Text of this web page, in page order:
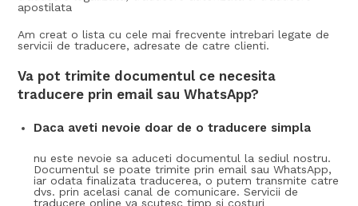
apostilata
Am creat o lista cu cele mai frecvente intrebari legate de
servicii de traducere, adresate de catre clienti.
Va pot trimite documentul ce necesita
traducere prin email sau WhatsApp?
Daca aveti nevoie doar de o traducere simpla
nu este nevoie sa aduceti documentul la sediul nostru.
Documentul se poate trimite prin email sau WhatsApp,
iar odata finalizata traducerea, o putem transmite catre
dvs. prin acelasi canal de comunicare. Servicii de
traducere online va scutesc timp si costuri